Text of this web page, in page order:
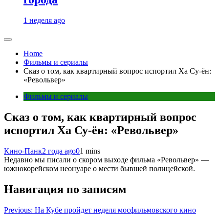
1 неделя ago
Home
Фильмы и сериалы
Сказ о том, как квартирный вопрос испортил Ха Су-ён:
«Револьвер»
Фильмы и сериалы
Сказ о том, как квартирный вопрос
испортил Ха Су-ён: «Револьвер»
Кино-Панк2 года ago01 mins
Недавно мы писали о скором выходе фильма «Револьвер» —
южнокорейском неонуаре о мести бывшей полицейской.
Навигация по записям
Previous: На Кубе пройдет неделя мосфильмовского кино